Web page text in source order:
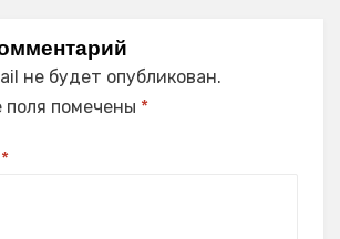
не будет опубликован.
поля помечены *
*